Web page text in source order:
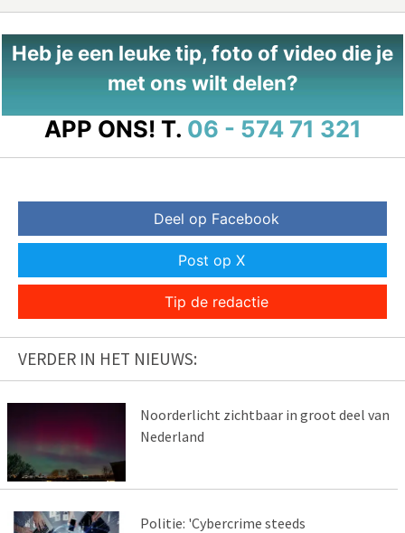
Heb je een leuke tip, foto of video die je
met ons wilt delen?
APP ONS! T. 06 - 574 71 321
Deel op Facebook
Post op X
Tip de redactie
VERDER IN HET NIEUWS:
Noorderlicht zichtbaar in groot deel van
Nederland
Politie: 'Cybercrime steeds